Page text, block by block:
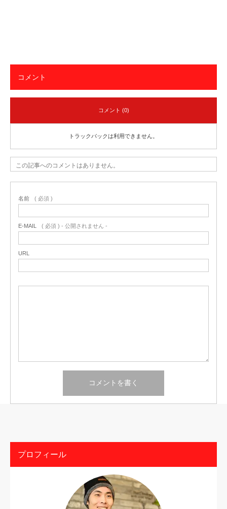
コメント
コメント (0)
トラックバックは利用できません。
この記事へのコメントはありません。
名前 ( 必須 )
E-MAIL ( 必須 ) - 公開されません -
URL
プロフィール